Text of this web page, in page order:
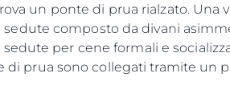
un ponte di prua rialzato. Una
composto da divani
per cene formali e
prua sono collegati tramite un